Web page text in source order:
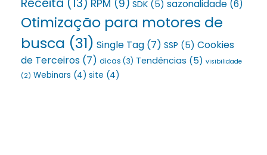
Receita (13) RPM (9) SDK (5) sazonalidade (6)
Otimização para motores de
busca (31) Single Tag (7) SSP (5) Cookies
de Terceiros (7) dicas (3) Tendências (5) visibilidade
(2) Webinars (4) site (4)